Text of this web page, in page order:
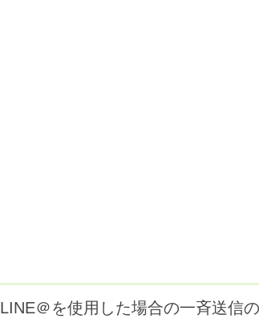
LINE＠を使用した場合の一斉送信